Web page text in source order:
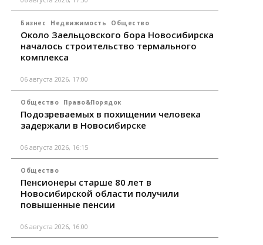
Бизнес Недвижимость Общество
Около Заельцовского бора Новосибирска
началось строительство термального
комплекса
06 августа 2026, 17:00
Общество Право&Порядок
Подозреваемых в похищении человека
задержали в Новосибирске
06 августа 2026, 16:15
Общество
Пенсионеры старше 80 лет в
Новосибирской области получили
повышенные пенсии
06 августа 2026, 16:00